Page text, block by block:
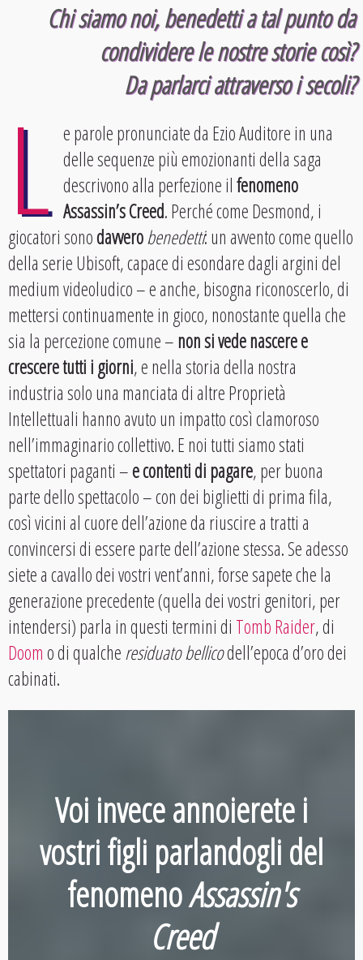
Chi siamo noi, benedetti a tal punto da
condividere le nostre storie così?
Da parlarci attraverso i secoli?
L e parole pronunciate da Ezio Auditore in una
delle sequenze più emozionanti della saga
descrivono alla perfezione ilfenomeno
Assassin’s Creed. Perché come Desmond, i
giocatori sonodavverobenedetti: un avvento come quello
della serie Ubisoft, capace di esondare dagli argini del
medium videoludico – e anche, bisogna riconoscerlo, di
mettersi continuamente in gioco, nonostante quella che
sia la percezione comune –non si vede nascere e
crescere tutti i giorni, e nella storia della nostra
industria solo una manciata di altre Proprietà
Intellettuali hanno avuto un impatto così clamoroso
nell’immaginario collettivo. E noi tutti siamo stati
spettatori paganti –e contenti di pagare, per buona
parte dello spettacolo – con dei biglietti di prima fila,
così vicini al cuore dell’azione da riuscire a tratti a
convincersi di essere parte dell’azione stessa. Se adesso
siete a cavallo dei vostri vent’anni, forse sapete che la
generazione precedente (quella dei vostri genitori, per
intendersi) parla in questi termini di Tomb Raider, di
Doomo di qualcheresiduato bellicodell’epoca d’oro dei
cabinati.
Voi invece annoierete i
vostri figli parlandogli del
fenomenoAssassin's
Creed